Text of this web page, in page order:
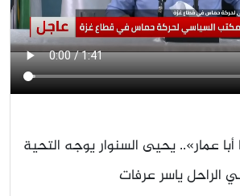
أبا عمار».. يحيى السنوار يوجه التحية
الراحل ياسر عرفات